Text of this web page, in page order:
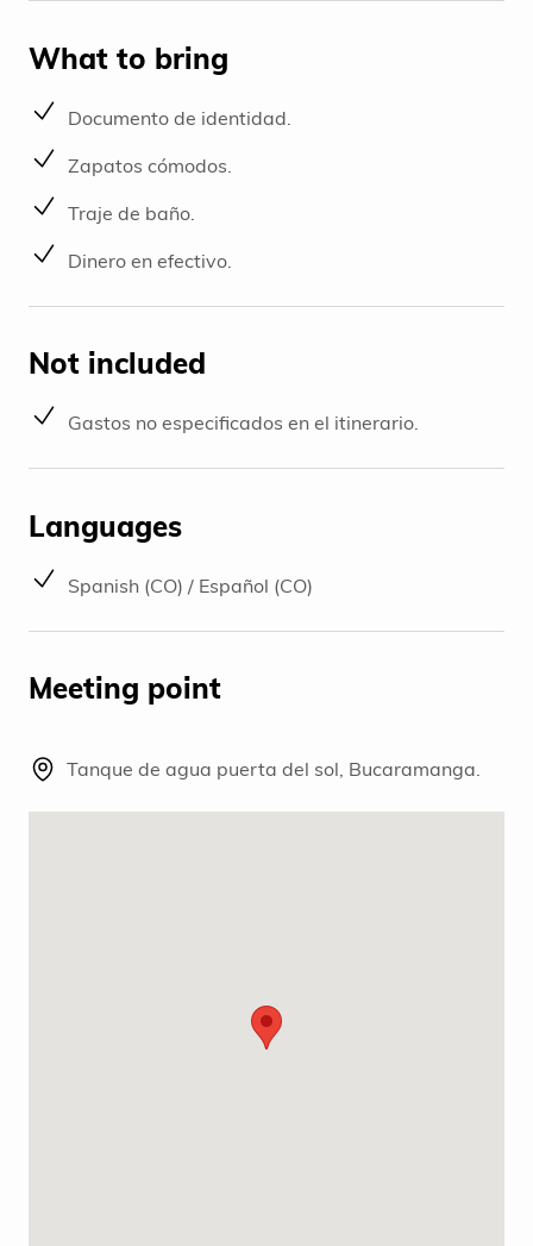
What to bring
Documento de identidad.
Zapatos cómodos.
Traje de baño.
Dinero en efectivo.
Not included
Gastos no especificados en el itinerario.
Languages
Spanish (CO) / Español (CO)
Meeting point
Tanque de agua puerta del sol, Bucaramanga.